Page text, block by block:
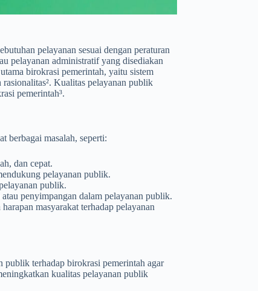
pelayanan sesuai dengan peraturan
pelayanan administratif yang disediakan
birokrasi pemerintah, yaitu sistem
Kualitas pelayanan publik
pemerintah³.
berbagai masalah, seperti:
dan cepat.
pelayanan publik.
publik.
penyimpangan dalam pelayanan publik.
masyarakat terhadap pelayanan
publik terhadap birokrasi pemerintah agar
kualitas pelayanan publik